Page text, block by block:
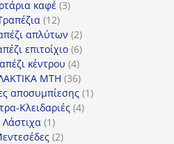
καφέ 33
1212
προϊόντα
απλύτων 22
προϊόντα
επιτοίχιο 66
προϊόντα
κέντρου 44
προϊόντα
MTH 3636
προϊόντα
αποσυμπίεσης 11
Κλειδαριές 44
Λάστιχα 11
προϊόν
22